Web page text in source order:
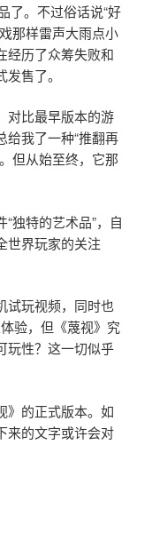
了。不过俗话说“好
那样雷声大雨点小
经历了众筹失败和
售了。
对比最早版本的游
给我了一种“推翻再
但从始至终，它那
独特的艺术品”，自
世界玩家的关注
试玩视频，同时也
验，但《蔑视》究
玩性？这一切似乎
》的正式版本。如
来的文字或许会对